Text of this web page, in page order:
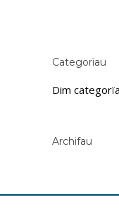
Categorïau
Dim
Archifau